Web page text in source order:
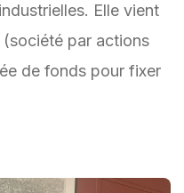
Elle vient
par actions
de fonds pour fixer